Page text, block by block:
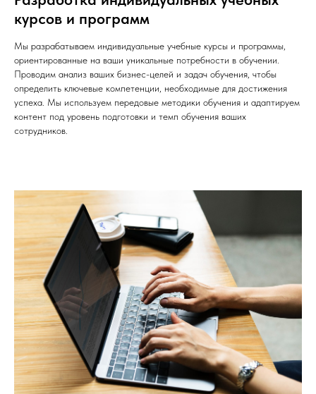
курсов и программ
Мы разрабатываем индивидуальные учебные курсы и программы,
ориентированные на ваши уникальные потребности в обучении.
Проводим анализ ваших бизнес-целей и задач обучения, чтобы
определить ключевые компетенции, необходимые для достижения
успеха. Мы используем передовые методики обучения и адаптируем
контент под уровень подготовки и темп обучения ваших
сотрудников.